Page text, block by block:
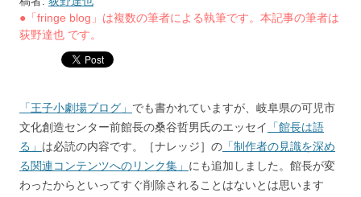
●「fringe blog」は複数の筆者による執筆です。本記事の筆者は
荻野達也 です。
「王子小劇場ブログ」 でも書かれていますが、岐阜県の可児市
文化創造センター前館長の桑谷哲男氏のエッセイ
「館長は語
る」 は必読の内容です。［ナレッジ］の 「制作者の見識を深め
る関連コンテンツへのリンク集」 にも追加しました。館長が変
わったからといってすぐ削除されることはないとは思います